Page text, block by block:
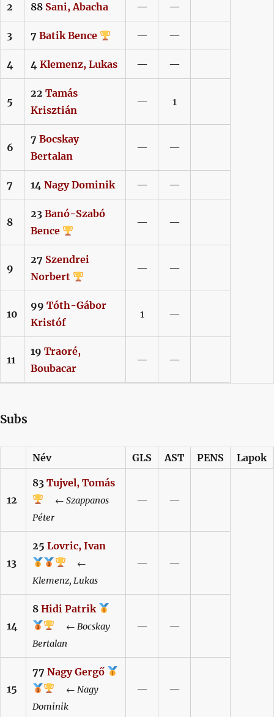
2 88 Sani, Abacha — —
3 7 Batik Bence — —
4 4 Klemenz, Lukas — —
5
22 Tamás
Krisztián
— 1
6
7 Bocskay
Bertalan
— —
7 14 Nagy Dominik — —
8
23 Banó-Szabó
Bence
— —
9
27 Szendrei
Norbert
— —
10
99 Tóth-Gábor
Kristóf
1 —
11
19 Traoré,
Boubacar
— —
Subs
Név GLS AST PENS Lapok
12
83 Tujvel, Tomás
← Szappanos
Péter
— —
13
25 Lovric, Ivan
←
Klemenz, Lukas
— —
14
8 Hidi Patrik
←Bocskay
Bertalan
— —
15
77 Nagy Gergő
←Nagy
Dominik
— —